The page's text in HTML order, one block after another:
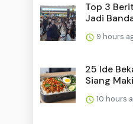
Top 3
Jadi
9 hours
25 Ide
Siang
10 hours